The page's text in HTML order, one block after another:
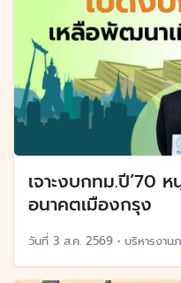
เจาะงบกทม.ปี’70
อนาคตเมืองกรุง
วันที่ 3 ส.ค. 2569 • บริหารงาน